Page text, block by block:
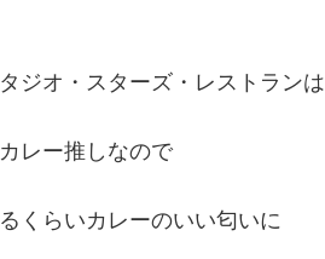
ジオ・スターズ・レストランは
カレー推しなので
くらいカレーのいい匂いに